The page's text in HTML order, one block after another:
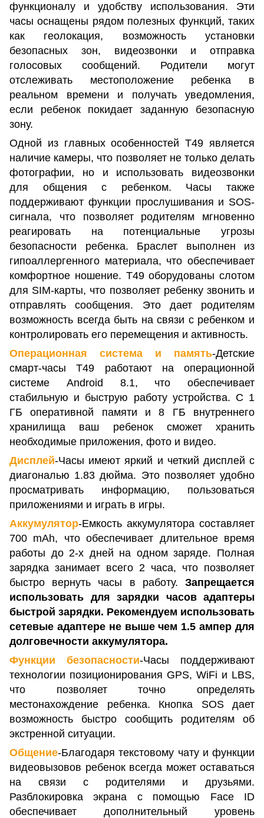
функционалу и удобству использования. Эти
часы оснащены рядом полезных функций, таких
как геолокация, возможность установки
безопасных зон, видеозвонки и отправка
голосовых сообщений. Родители могут
отслеживать местоположение ребенка в
реальном времени и получать уведомления,
если ребенок покидает заданную безопасную
зону​.
Одной из главных особенностей T49 является
наличие камеры, что позволяет не только делать
фотографии, но и использовать видеозвонки
для общения с ребенком. Часы также
поддерживают функции прослушивания и SOS-
сигнала, что позволяет родителям мгновенно
реагировать на потенциальные угрозы
безопасности ребенка. Браслет выполнен из
гипоаллергенного материала, что обеспечивает
комфортное ношение. T49 оборудованы слотом
для SIM-карты, что позволяет ребенку звонить и
отправлять сообщения. Это дает родителям
возможность всегда быть на связи с ребенком и
контролировать его перемещения и активность​.
Операционная система и память-Детские
смарт-часы T49 работают на операционной
системе Android 8.1, что обеспечивает
стабильную и быструю работу устройства. С 1
ГБ оперативной памяти и 8 ГБ внутреннего
хранилища ваш ребенок сможет хранить
необходимые приложения, фото и видео.
Дисплей-Часы имеют яркий и четкий дисплей с
диагональю 1.83 дюйма. Это позволяет удобно
просматривать информацию, пользоваться
приложениями и играть в игры.
Аккумулятор-Емкость аккумулятора составляет
700 mAh, что обеспечивает длительное время
работы до 2-х дней на одном заряде. Полная
зарядка занимает всего 2 часа, что позволяет
быстро вернуть часы в работу. Запрещается
использовать для зарядки часов адаптеры
быстрой зарядки. Рекомендуем использовать
сетевые адаптере не выше чем 1.5 ампер для
долговечности аккумулятора.
Функции безопасности-Часы поддерживают
технологии позиционирования GPS, WiFi и LBS,
что позволяет точно определять
местонахождение ребенка. Кнопка SOS дает
возможность быстро сообщить родителям об
экстренной ситуации.
Общение-Благодаря текстовому чату и функции
видеовызовов ребенок всегда может оставаться
на связи с родителями и друзьями.
Разблокировка экрана с помощью Face ID
обеспечивает дополнительный уровень